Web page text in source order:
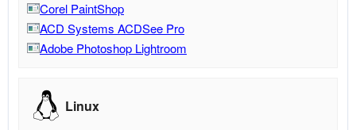
Corel PaintShop
ACD Systems ACDSee Pro
Adobe Photoshop Lightroom
Linux